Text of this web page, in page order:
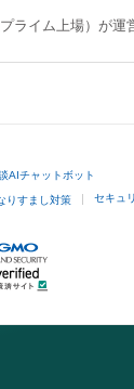
ライム上場）が運
AIチャットボット
りすまし対策 セキュ